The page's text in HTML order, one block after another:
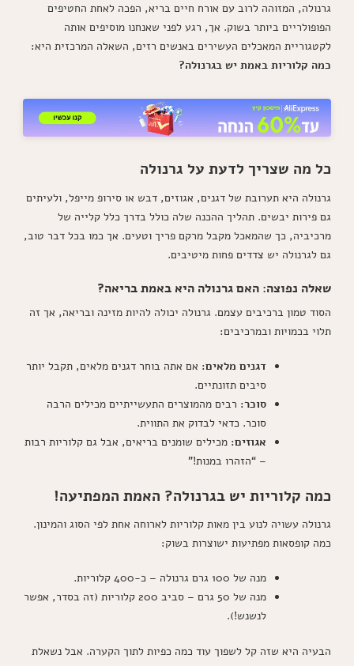
כולם!
גרנולה, המזוהה לרוב עם אורח חיים בריא, הפכה לאחת החטיפים
הפופולריים ביותר בשוק. אך, רגע לפני שאנחנו מוסיפים אותה
לקטגוריית המאכלים העשירים באנשים רזים, השאלה המרכזית היא:
כמה קלוריות באמת יש בגרנולה?
כל מה שצריך לדעת על גרנולה
גרנולה היא תערובת של דגנים, אגוזים, דבש או סירופ מייפל, ולעיתים
גם פירות יבשים. תהליך ההכנה שלה כולל בדרך כלל קלייה של
מרכיביה, כך שהמאכל מקבל מרקם פריך וטעים. אך כמו בכל דבר טוב,
גם לגרנולה יש צדדים פחות מיטיבים.
שאלה נפוצה: האם גרנולה היא באמת בריאה?
הסוד טמון ברכיבים עצמם. גרנולה יכולה להיות מזינה ובריאה, אך זה
תלוי בכמויות ובמרכיבים:
דגנים מלאים: אם אתה בוחר דגנים מלאים, תקבל יותר
סיבים תזונתיים.
סוכר: רבים מהמוצרים התעשייתיים מכילים הרבה
סוכר. כדאי לבדוק את התווית.
אגוזים: מכילים שומנים בריאים, אבל גם קלוריות רבות
– “הזהרו במנות!”
כמה קלוריות יש בגרנולה? האמת המפתיעה!
גרנולה עשויה לנוע בין מאות קלוריות לארוחה אחת לפי הסוג והמינון.
כמה קופסאות מפתיעות ישוצרות בשוק:
מנה של 100 גרם גרנולה – כ-400 קלוריות.
מנה של 50 גרם – סביב 200 קלוריות (זה בסדר, אפשר
לנשנש!).
הבעיה היא שזה קל לשפוך עוד כמה כפיות לתוך הקערה. אבל נשאלת